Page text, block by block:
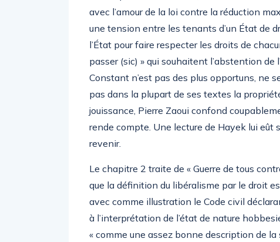
avec l’amour de la loi contre la réduction
une tension entre les tenants d’un État de
l’État pour faire respecter les droits de
passer (sic) » qui souhaitent l’abstention de
Constant n’est pas des plus opportuns, ne
pas dans la plupart de ses textes la
jouissance, Pierre Zaoui confond
rende compte. Une lecture de Hayek lui
revenir.
Le chapitre 2 traite de « Guerre de tous
que la définition du libéralisme par le droit
avec comme illustration le Code civil
à l’interprétation de l’état de nature
« comme une assez bonne description de